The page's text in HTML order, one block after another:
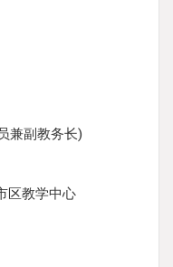
兼副教务长)
区教学中心